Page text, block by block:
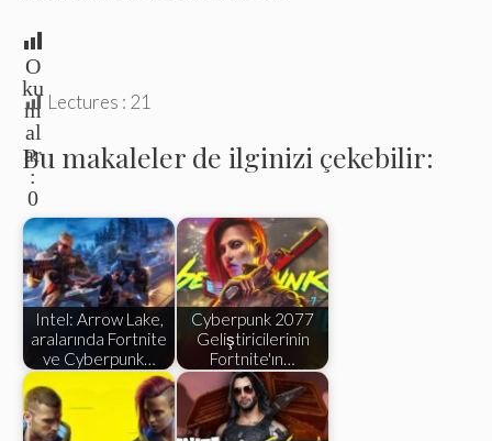
O
ku
m
al
ar
:
0
Lectures : 21
Bu makaleler de ilginizi çekebilir:
Intel: Arrow Lake,
aralarında Fortnite
ve Cyberpunk…
Cyberpunk 2077
Geliştiricilerinin
Fortnite'ın…